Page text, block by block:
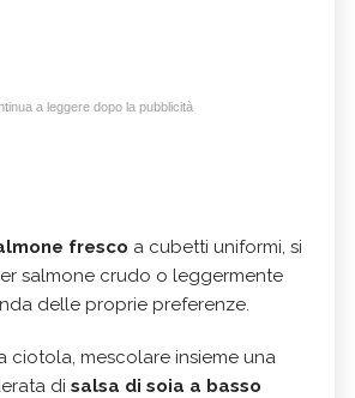
a leggere dopo la pubblicità
fresco a cubetti uniformi, si
salmone crudo o leggermente
delle proprie preferenze.
ciotola, mescolare insieme una
di salsa di soia a basso